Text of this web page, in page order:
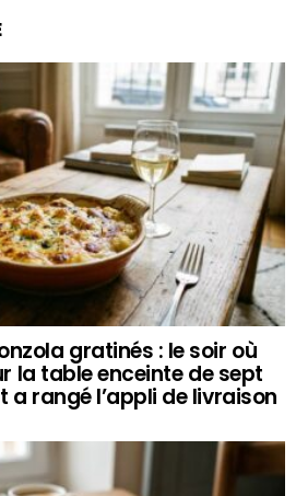
gratinés : le soir où
la table enceinte de sept
a rangé l’appli de livraison